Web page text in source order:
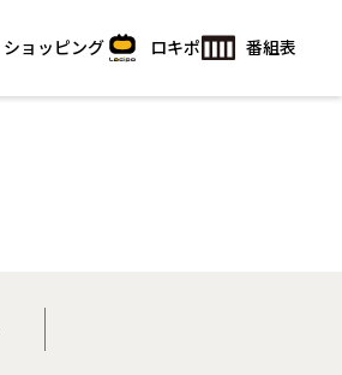
ショッピング ロキポ 番組表